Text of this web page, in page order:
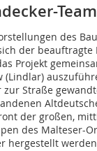
Team
des
der beauftragte
Projekt
(Lindlar)
Straße
der großen,
des Malteser-
hergestellt